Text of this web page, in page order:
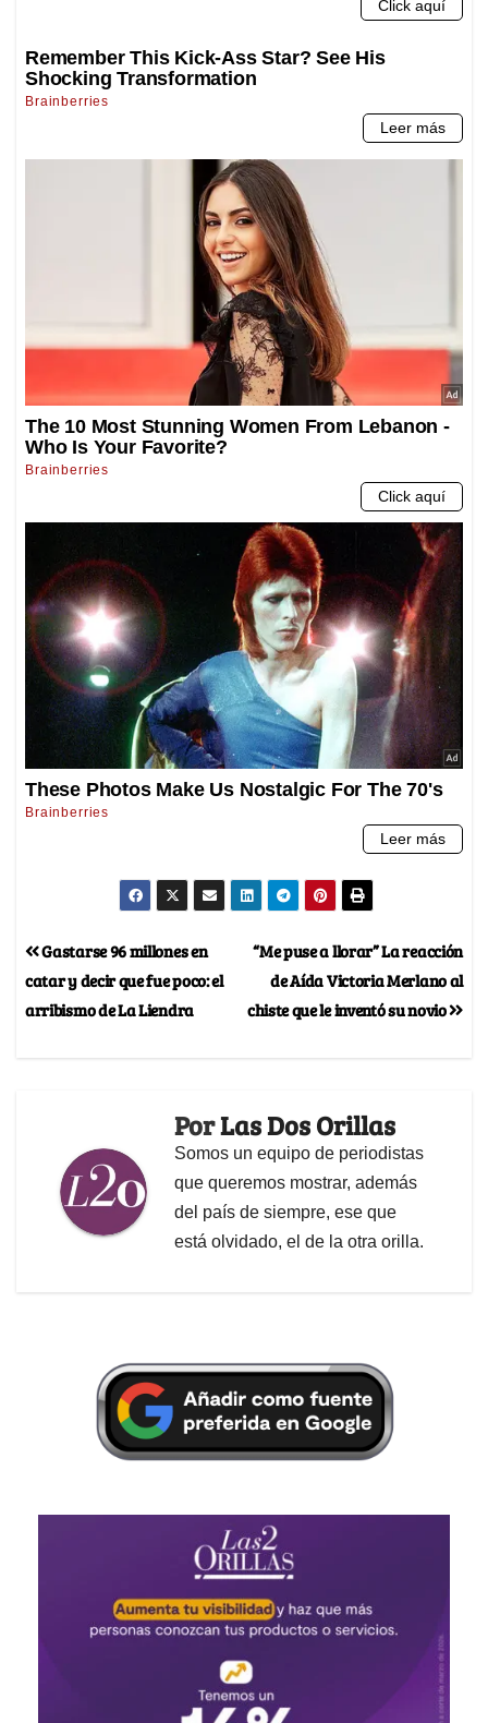
“Me puse a llorar” La reacción
de Aída Victoria Merlano al
chiste que le inventó su novio
Gastarse 96 millones en
catar y decir que fue poco: el
arribismo de La Liendra
PorLas Dos Orillas
Somos un equipo de periodistas
que queremos mostrar, además
del país de siempre, ese que
está olvidado, el de la otra orilla.